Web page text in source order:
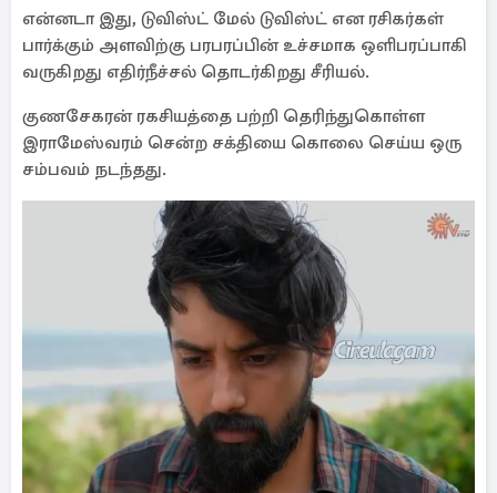
என்னடா இது, டுவிஸ்ட் மேல் டுவிஸ்ட் என ரசிகர்கள்
பார்க்கும் அளவிற்கு பரபரப்பின் உச்சமாக ஒளிபரப்பாகி
வருகிறது எதிர்நீச்சல் தொடர்கிறது சீரியல்.
குணசேகரன் ரகசியத்தை பற்றி தெரிந்துகொள்ள
இராமேஸ்வரம் சென்ற சக்தியை கொலை செய்ய ஒரு
சம்பவம் நடந்தது.